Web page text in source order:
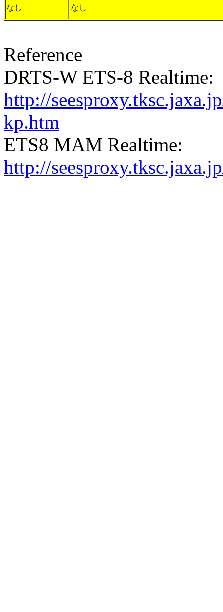
なし なし
Reference
DRTS-W ETS-8 Realtime:
http://
kp.htm
ETS8 MAM Realtime:
http://